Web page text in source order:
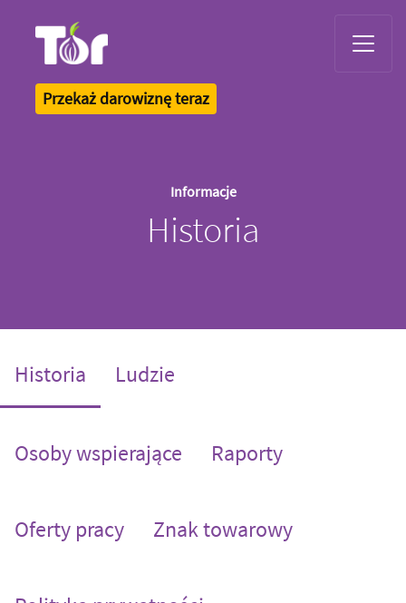
Przekaż darowiznę teraz
Informacje
Historia
Historia (current)
Ludzie
Osoby wspierające Raporty
Oferty pracy Znak towarowy